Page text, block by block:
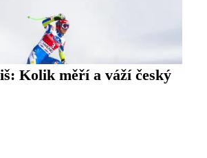
Kolik měří a váží český